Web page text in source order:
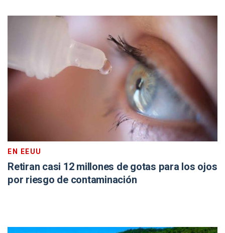
EN EEUU
Retiran casi 12 millones de gotas para los ojos
por riesgo de contaminación